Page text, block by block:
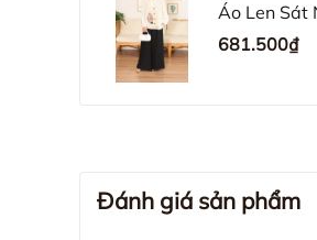
Áo Len Sát
681.500₫
Đánh giá sản phẩm